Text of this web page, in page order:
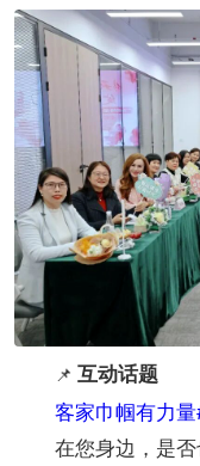
📌 互动话题
客家巾帼有力
在您身边，是否